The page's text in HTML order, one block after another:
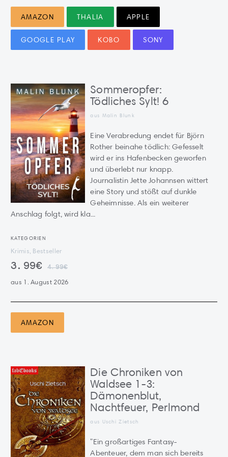
AMAZON THALIA APPLE
GOOGLE PLAY KOBO SONY
Sommeropfer:
Tödliches Sylt! 6
aus Malin Blunk
Eine Verabredung endet für Björn
Rother beinahe tödlich: Gefesselt
wird er ins Hafenbecken geworfen
und überlebt nur knapp.
Journalistin Jette Johannsen wittert
eine Story und stößt auf dunkle
Geheimnisse. Als ein weiterer
Anschlag folgt, wird kla...
KATEGORIEN
Krimis, Bestseller
3.99€ 4.99€
aus 1. August 2026
AMAZON
Die Chroniken von
Waldsee 1-3:
Dämonenblut,
Nachtfeuer, Perlmond
aus Uschi Zietsch
"Ein großartiges Fantasy-
Abenteuer, dem man sich bereits